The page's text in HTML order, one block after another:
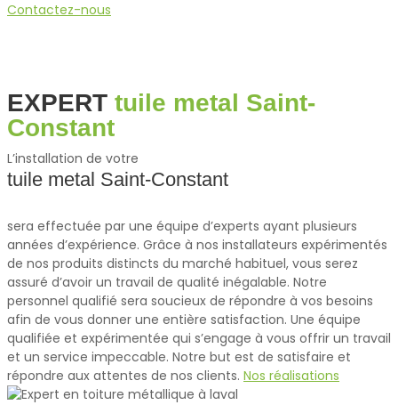
Contactez-nous
EXPERT tuile metal Saint-
Constant
L’installation de votre
tuile metal Saint-Constant
sera effectuée par une équipe d’experts ayant plusieurs
années d’expérience. Grâce à nos installateurs expérimentés
de nos produits distincts du marché habituel, vous serez
assuré d’avoir un travail de qualité inégalable. Notre
personnel qualifié sera soucieux de répondre à vos besoins
afin de vous donner une entière satisfaction. Une équipe
qualifiée et expérimentée qui s’engage à vous offrir un travail
et un service impeccable. Notre but est de satisfaire et
répondre aux attentes de nos clients. Nos réalisations